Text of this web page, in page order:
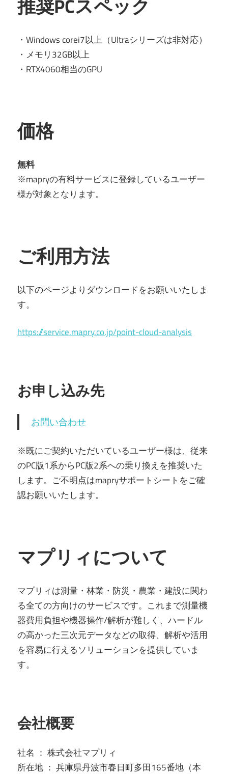
推奨PCスペック
・Windows corei7以上（Ultraシリーズは非対応）
・メモリ32GB以上
・RTX4060相当のGPU
価格
無料
※mapryの有料サービスに登録しているユーザー
様が対象となります。
ご利用方法
以下のページよりダウンロードをお願いいたしま
す。
https://service.mapry.co.jp/point-cloud-analysis
お申し込み先
お問い合わせ
※既にご契約いただいているユーザー様は、従来
のPC版1系からPC版2系への乗り換えを推奨いた
します。ご不明点はmapryサポートシートをご確
認お願いいたします。
マプリィについて
マプリィは測量・林業・防災・農業・建設に関わ
る全ての方向けのサービスです。これまで測量機
器費用負担や機器操作/解析が難しく、ハードル
の高かった三次元データなどの取得、解析や活用
を容易に行えるソリューションを提供していま
す。
会社概要
社名 ： 株式会社マプリィ
所在地 ： 兵庫県丹波市春日町多田165番地（本